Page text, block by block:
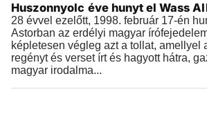
2026.02.17 |13:19
Huszonnyolc éve hunyt el Wass
28 évvel ezelőtt, 1998. február 17-én
Astorban az erdélyi magyar
képletesen végleg azt a tollat, amellyel
regényt és verset írt és hagyott hátra,
magyar irodalma...